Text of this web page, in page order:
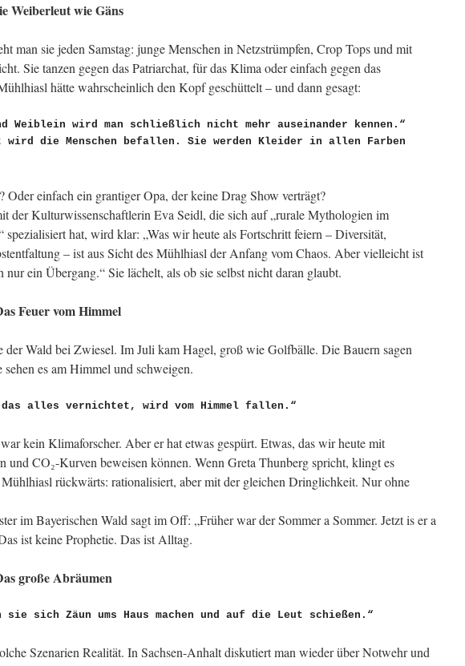
Weiberleut wie Gäns
man sie jeden Samstag: junge Menschen in Netzstrümpfen, Crop Tops und mit
Sie tanzen gegen das Patriarchat, für das Klima oder einfach gegen das
hätte wahrscheinlich den Kopf geschüttelt – und dann gesagt:
Weiblein wird man schließlich nicht mehr auseinander kennen.“
wird die Menschen befallen. Sie werden Kleider in allen Farben
Oder einfach ein grantiger Opa, der keine Drag Show verträgt?
der Kulturwissenschaftlerin Eva Seidl, die sich auf „rurale Mythologien im
spezialisiert hat, wird klar: „Was wir heute als Fortschritt feiern – Diversität,
– ist aus Sicht des Mühlhiasl der Anfang vom Chaos. Aber vielleicht ist
nur ein Übergang.“ Sie lächelt, als ob sie selbst nicht daran glaubt.
Feuer vom Himmel
der Wald bei Zwiesel. Im Juli kam Hagel, groß wie Golfbälle. Die Bauern sagen
sehen es am Himmel und schweigen.
das alles vernichtet, wird vom Himmel fallen.“
kein Klimaforscher. Aber er hat etwas gespürt. Etwas, das wir heute mit
und CO₂-Kurven beweisen können. Wenn Greta Thunberg spricht, klingt es
rückwärts: rationalisiert, aber mit der gleichen Dringlichkeit. Nur ohne
im Bayerischen Wald sagt im Off: „Früher war der Sommer a Sommer. Jetzt is er a
ist keine Prophetie. Das ist Alltag.
große Abräumen
sie sich Zäun ums Haus machen und auf die Leut schießen.“
Szenarien Realität. In Sachsen-Anhalt diskutiert man wieder über Notwehr und